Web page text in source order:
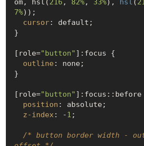
om, hsl(216 , 82%, 33%), hsl (
7%));
cursor: default;
}
[role="button" ] :focus {
outline : none;
}
[role="button" ] :focus ::before
position : absolute;
z-index: -1 ;
/* button border width -